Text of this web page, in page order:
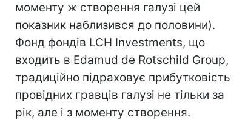
моменту ж створення галузі цей
показник наблизився до половини).
Фонд фондів LCH Investments, що
входить в Edamud de Rotschild Group,
традиційно підраховує прибутковість
провідних гравців галузі не тільки за
рік, але і з моменту створення.